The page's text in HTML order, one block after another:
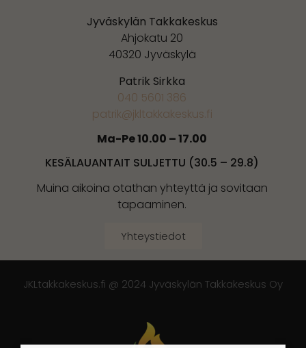
Jyväskylän Takkakeskus
Ahjokatu 20
40320 Jyväskylä
Patrik Sirkka
040 5601 386
patrik@jkltakkakeskus.fi
Ma-Pe 10.00 – 17.00
KESÄLAUANTAIT SULJETTU (30.5 – 29.8)
Muina aikoina otathan yhteyttä ja sovitaan
tapaaminen.
Yhteystiedot
JKLtakkakeskus.fi @ 2024 Jyväskylän Takkakeskus Oy